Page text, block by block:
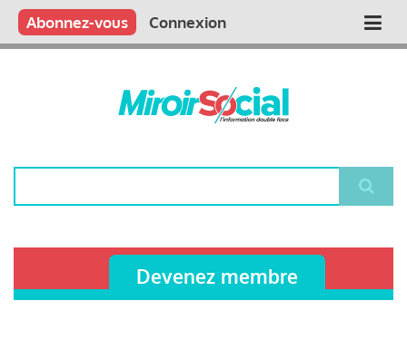
Aller
contenu
Main
Qui sommes nous ?
Vous publiez
Nous publions
Contactez-nous
Abonnez-vous Connexion
Devenez membre